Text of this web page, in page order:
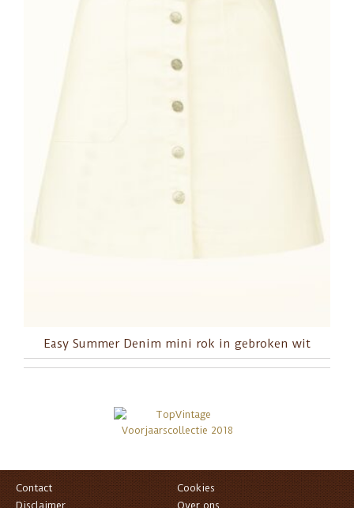
Easy Summer Denim mini rok in gebroken wit
Contact
Cookies
Disclaimer
Over ons